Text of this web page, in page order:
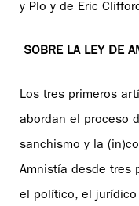
y Plo y de Eric
SOBRE LA LEY DE
Los tres primeros
abordan el proceso
sanchismo y la
Amnistía desde tres
el político, el